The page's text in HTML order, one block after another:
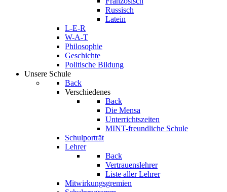
Russisch
Latein
L-E-R
W-A-T
Philosophie
Geschichte
Politische Bildung
Unsere Schule
Back
Verschiedenes
Back
Die Mensa
Unterrichtszeiten
MINT-freundliche Schule
Schulporträt
Lehrer
Back
Vertrauenslehrer
Liste aller Lehrer
Mitwirkungsgremien